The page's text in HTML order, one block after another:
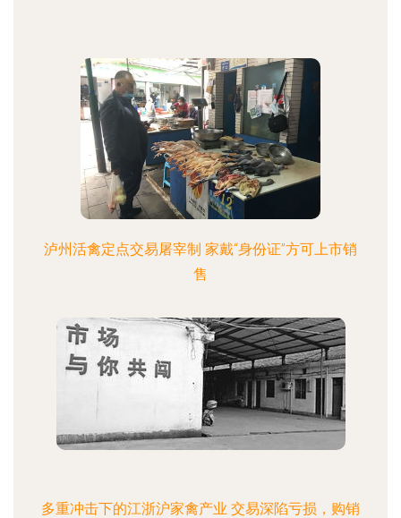
泸州活禽定点交易屠宰制 家戴“身份证”方可上市销
售
多重冲击下的江浙沪家禽产业 交易深陷亏损，购销